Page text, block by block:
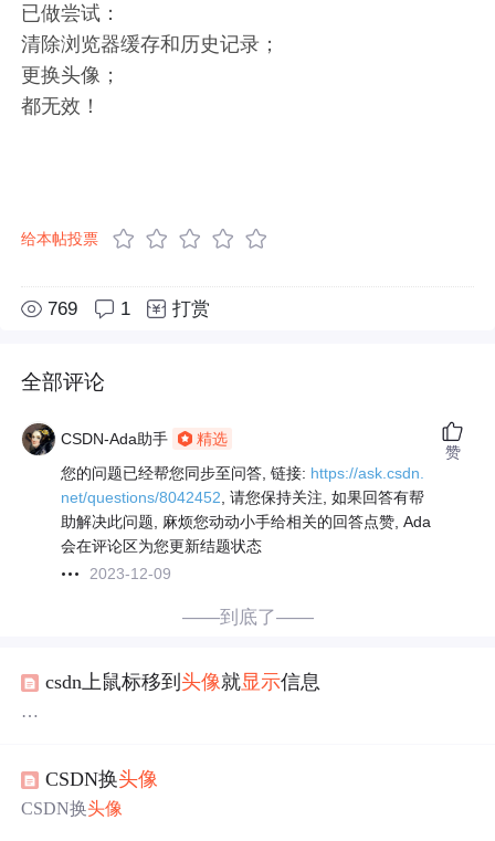
已做尝试：
清除浏览器缓存和历史记录；
更换头像；
都无效！
给本帖投票
769 1 打赏
全部评论
CSDN-Ada助手
精选
您的问题已经帮您同步至问答, 链接: https://ask.csdn.
net/questions/8042452, 请您保持关注, 如果回答有帮
助解决此问题, 麻烦您动动小手给相关的回答点赞, Ada
会在评论区为您更新结题状态
2023-12-09
赞
——到底了——
csdn上鼠标移到 头像就显示信息
帮帮忙啊 最近一个小项目可能要用到类似的功能
一般情况下，要用更新数据库都要事先通过SQLStr确定要
CSDN换头像
CSDN换头像